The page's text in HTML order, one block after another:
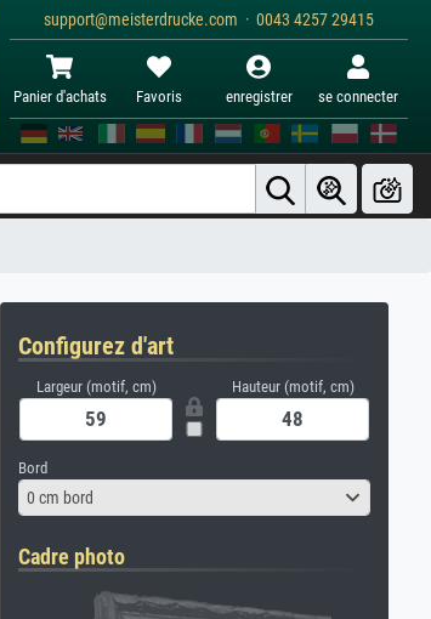
support@meisterdrucke.com · 0043 4257 29415
Panier d'achats Favoris enregistrer se connecter
Configurez d'art
Largeur (motif, cm) Hauteur (motif, cm)
Bord
0 cm bord
Cadre photo